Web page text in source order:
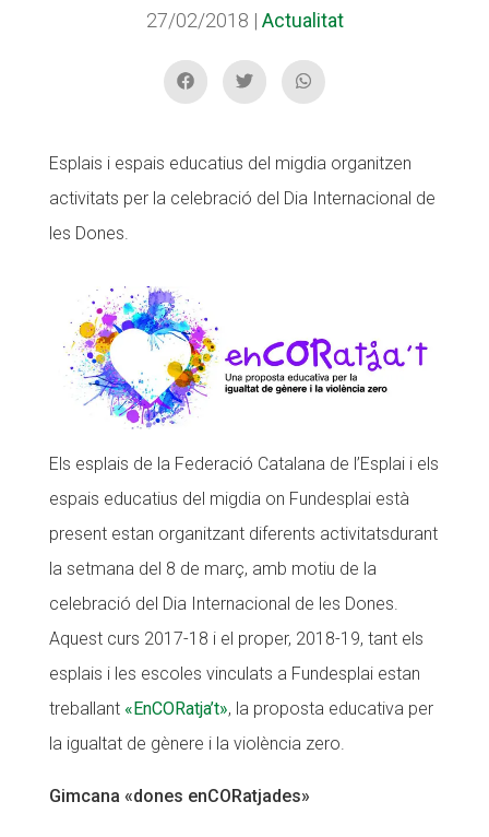
27/02/2018 | Actualitat
Esplais i espais educatius del migdia organitzen
activitats per la celebració del Dia Internacional de
les Dones.
Els esplais de la Federació Catalana de l’Esplai i els
espais educatius del migdia on Fundesplai està
present estan organitzant diferents activitatsdurant
la setmana del 8 de març, amb motiu de la
celebració del Dia Internacional de les Dones.
Aquest curs 2017-18 i el proper, 2018-19, tant els
esplais i les escoles vinculats a Fundesplai estan
treballant «EnCORatja’t», la proposta educativa per
la igualtat de gènere i la violència zero.
Gimcana «dones enCORatjades»
CASES DE COLÒNIES
ESPLAIS
SUPORT TERCER SECTOR
CONEIX FUNDESPLAI
Missió i valors
Els comptes clars
Memòria d'activitats